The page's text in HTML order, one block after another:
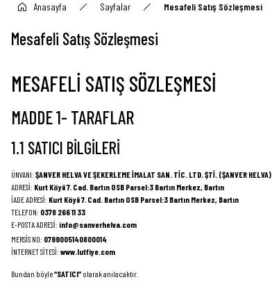
Anasayfa Sayfalar Mesafeli Satış Sözleşmesi
Mesafeli Satış Sözleşmesi
MESAFELİ SATIŞ SÖZLEŞMESİ
MADDE 1- TARAFLAR
1.1 SATICI BİLGİLERİ
ÜNVANI: ŞANVER HELVA VE ŞEKERLEME İMALAT SAN. TİC. LTD. ŞTİ. (ŞANVER HELVA)
ADRESİ: Kurt Köyü 7. Cad. Bartın OSB Parsel:3 Bartın Merkez, Bartın
İADE ADRESİ: Kurt Köyü 7. Cad. Bartın OSB Parsel:3 Bartın Merkez, Bartın
TELEFON: 0378 266 11 33
E-POSTA ADRESİ: info@sanverhelva.com
MERSİS NO: 0799005140800014
İNTERNET SİTESİ: www.lutfiye.com
Bundan böyle“SATICI” olarak anılacaktır.